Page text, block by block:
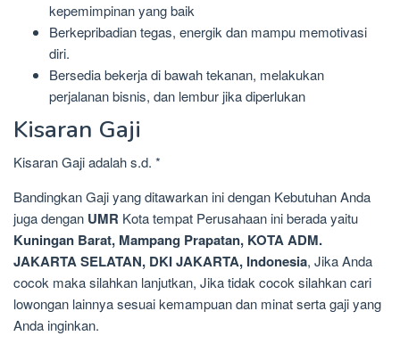
kepemimpinan yang baik
Berkepribadian tegas, energik dan mampu memotivasi
diri.
Bersedia bekerja di bawah tekanan, melakukan
perjalanan bisnis, dan lembur jika diperlukan
Kisaran Gaji
Kisaran Gaji adalah s.d. *
Bandingkan Gaji yang ditawarkan ini dengan Kebutuhan Anda
juga dengan UMR Kota tempat Perusahaan ini berada yaitu
Kuningan Barat, Mampang Prapatan, KOTA ADM.
JAKARTA SELATAN, DKI JAKARTA, Indonesia, Jika Anda
cocok maka silahkan lanjutkan, Jika tidak cocok silahkan cari
lowongan lainnya sesuai kemampuan dan minat serta gaji yang
Anda inginkan.